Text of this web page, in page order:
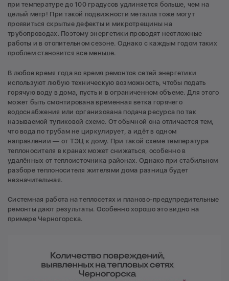
при температуре до 100 градусов удлиняется больше, чем на
целый метр! При такой подвижности металла тоже могут
проявиться скрытые дефекты и микротрещины на
трубопроводах. Поэтому энергетики проводят неотложные
работы и в отопительном сезоне. Однако с каждым годом таких
проблем становится все меньше.
В любое время года во время ремонтов сетей энергетики
используют любую техническую возможность, чтобы подать
горячую воду в дома, пусть и в ограниченном объеме. Для этого
может быть смонтирована временная ветка горячего
водоснабжения или организована подача ресурса по так
называемой тупиковой схеме. От обычной она отличается тем,
что вода по трубам не циркулирует, а идёт в одном
направлении — от ТЭЦ к дому. При такой схеме температура
теплоносителя в кранах может снижаться, особенно в
удалённых от теплоисточника районах. Однако при стабильном
разборе теплоносителя жителями дома разница будет
незначительная.
Системная работа на теплосетях и планово-предупредительные
ремонты дают результаты. Особенно хорошо это видно на
примере Черногорска.